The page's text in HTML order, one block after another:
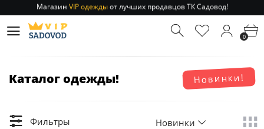
Отправление заказа 1-3 дняпо РФ и МСК!
Магазин
от лучших продавцов ТК Садовод!
0
Новинки!
Каталог одежды!
Фильтры Новинки